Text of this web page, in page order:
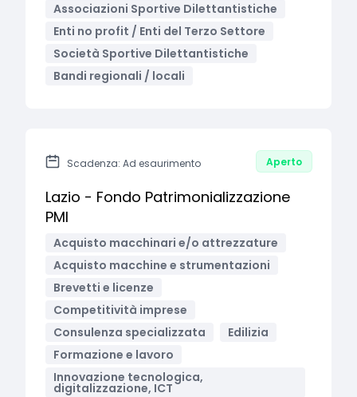
Associazioni Sportive Dilettantistiche
Enti no profit / Enti del Terzo Settore
Società Sportive Dilettantistiche
Bandi regionali / locali
Scadenza: Ad esaurimento Aperto
Lazio - Fondo Patrimonializzazione
PMI
Acquisto macchinari e/o attrezzature
Acquisto macchine e strumentazioni
Brevetti e licenze
Competitività imprese
Consulenza specializzata
Edilizia
Formazione e lavoro
Innovazione tecnologica,
digitalizzazione, ICT